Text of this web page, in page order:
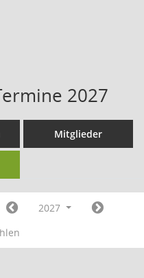
2027
Mitglieder
2027